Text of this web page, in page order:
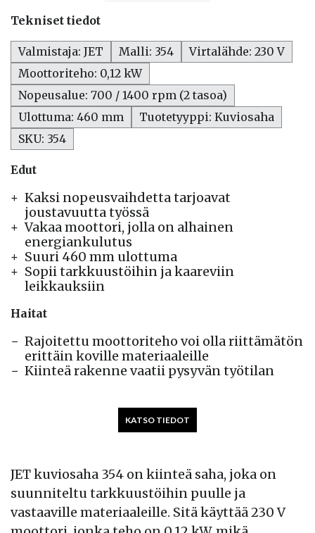
JET kuviosaha 354 on kiinteä saha, joka on
suunniteltu tarkkuustöihin puulle ja
vastaaville materiaaleille. Sitä käyttää 230 V
Edut
Kaksi nopeusvaihdetta tarjoavat
joustavuutta työssä
Vakaa moottori, jolla on alhainen
energiankulutus
Suuri 460 mm ulottuma
Sopii tarkkuustöihin ja kaareviin
leikkauksiin
Haitat
Rajoitettu moottoriteho voi olla riittämätön
erittäin koville materiaaleille
Kiinteä rakenne vaatii pysyvän työtilan
Tekniset tiedot
Valmistaja: JET Malli: 354
Virtalähde: 230 V
Moottoriteho: 0,12 kW
Nopeusalue: 700 / 1400 rpm (2 tasoa)
Ulottuma: 460 mm
Tuotetyyppi: Kuviosaha
SKU: 354
KATSO TIEDOT